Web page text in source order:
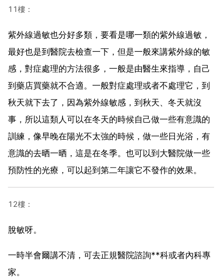
11樓：
紫外線過敏也分好多類，要看是哪一類的紫外線過敏，
最好也是到醫院去檢查一下，但是一般來講紫外線的敏
感，對症處理的方法很多，一般是由醫生來指導，自己
到藥店買藥就不合適。一般對症處理或者不處理它，到
秋天就下去了，因為紫外線敏感，到秋天、冬天就沒
事，所以這類人可以在冬天的時候自己做一些有意識的
訓練，像早晚在陽光不太強的時候，做一些日光浴，有
意識的去晒一晒，這是在冬季。也可以到大醫院做一些
預防性的光療，可以起到第二年讓它不發作的效果。
12樓：
脫敏呀。
一時半會爾講不清，可去正規醫院諮詢**科或者內科專
家。